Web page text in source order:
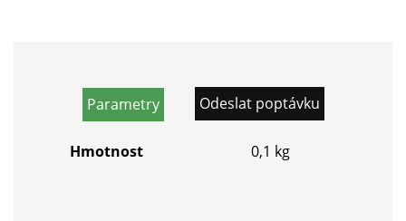
Parametry Odeslat poptávku
Hmotnost 0,1 kg